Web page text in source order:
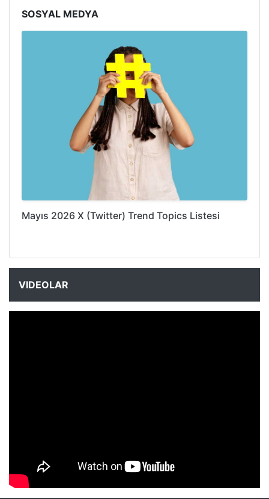
SOSYAL MEDYA
Mayıs 2026 X (Twitter) Trend Topics Listesi
VIDEOLAR
NYXmag 2. Yaş Kutlama Etkinliği